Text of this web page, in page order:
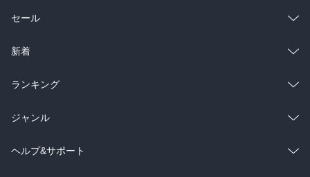
総合
ラノベ
雑誌・グラビア
BL・TL
セール
総合
ラノベ
雑誌・グラビア
BL・TL
新着
総合
ラノベ
雑誌・グラビア
ランキング
総合
ラノベ
ジャンル
コミック
ヘルプ&サポート